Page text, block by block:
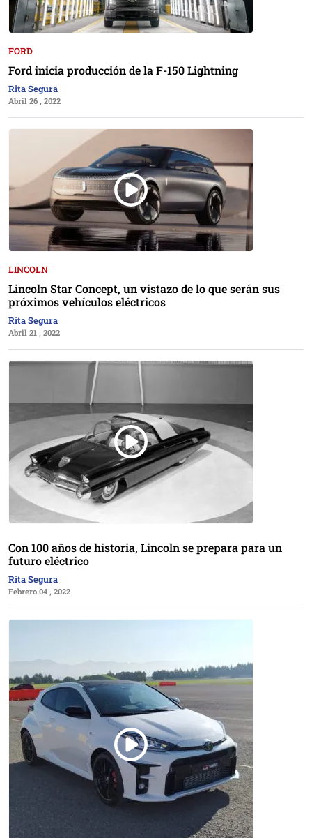
FORD
Ford inicia producción de la F-150 Lightning
Rita Segura
Abril 26 , 2022
LINCOLN
Lincoln Star Concept, un vistazo de lo que serán sus
próximos vehículos eléctricos
Rita Segura
Abril 21 , 2022
Con 100 años de historia, Lincoln se prepara para un
futuro eléctrico
Rita Segura
Febrero 04 , 2022